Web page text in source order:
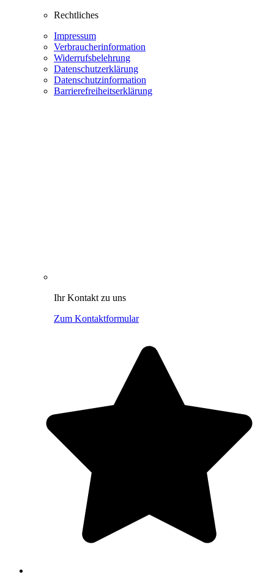
Rechtliches
Impressum
Verbraucherinformation
Widerrufsbelehrung
Datenschutzerklärung
Datenschutzinformation
Barrierefreiheitserklärung
Ihr Kontakt zu uns
Zum Kontaktformular